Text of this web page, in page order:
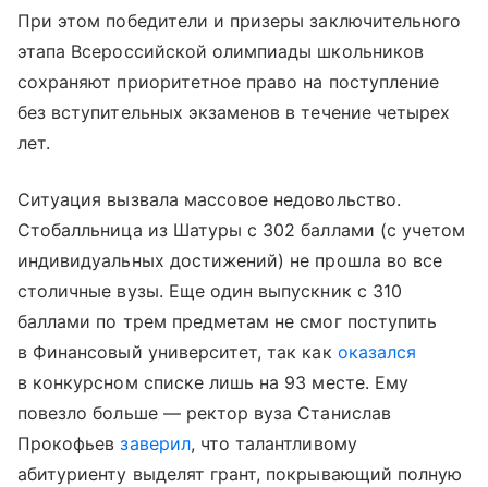
При этом победители и призеры заключительного
этапа Всероссийской олимпиады школьников
сохраняют приоритетное право на поступление
без вступительных экзаменов в течение четырех
лет.
Ситуация вызвала массовое недовольство.
Стобалльница из Шатуры с 302 баллами (с учетом
индивидуальных достижений) не прошла во все
столичные вузы. Еще один выпускник с 310
баллами по трем предметам не смог поступить
в Финансовый университет, так как оказался
в конкурсном списке лишь на 93 месте. Ему
повезло больше — ректор вуза Станислав
Прокофьевзаверил, что талантливому
абитуриенту выделят грант, покрывающий полную